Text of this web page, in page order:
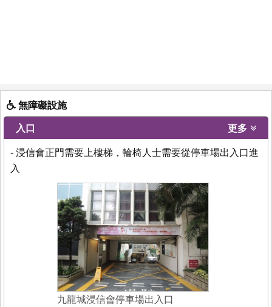
無障礙設施
入口 更多
- 浸信會正門需要上樓梯，輪椅人士需要從停車場出入口進
入
九龍城浸信會停車場出入口